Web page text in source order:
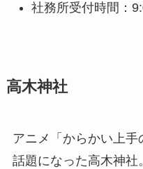
社務所受付時間：
高木神社
アニメ「からかい上
話題になった高木神社